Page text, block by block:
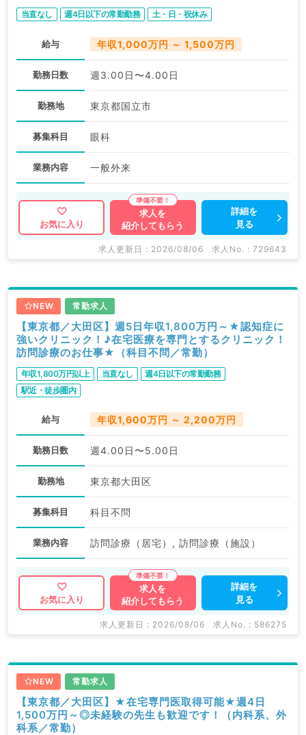
当直なし 週4日以下の常勤勤務 土・日・祝休み
給与 年収1,000万円 ～ 1,500万円
勤務日数 週3.00日〜4.00日
勤務地 東京都国立市
募集科目 眼科
業務内容 一般外来
お気に入り
求人を
紹介してもらう
詳細を
見る
求人更新日 : 2026/08/06 求人No. : 729643
NEW 常勤求人
【東京都／大田区】週5日年収1,800万円～★認知症に
強いクリニック！♪在宅医療を専門とするクリニック！
訪問診療のお仕事★（科目不問／常勤）
年収1,800万円以上 当直なし
週4日以下の常勤勤務
駅近・徒歩圏内
給与 年収1,600万円 ～ 2,200万円
勤務日数 週4.00日〜5.00日
勤務地 東京都大田区
募集科目 科目不問
業務内容 訪問診療（居宅）, 訪問診療（施設）
お気に入り
求人を
紹介してもらう
詳細を
見る
求人更新日 : 2026/08/06 求人No. : 586275
NEW 常勤求人
【東京都／大田区】★在宅専門医取得可能★週4日
1,500万円～◎未経験の先生も歓迎です！（内科系、外
科系／常勤）